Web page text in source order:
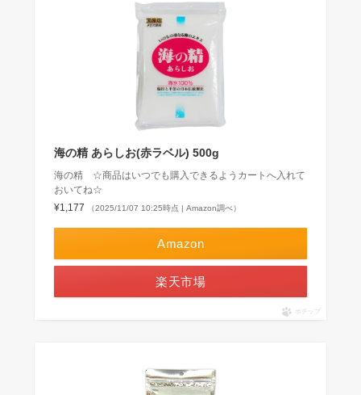
海の精 あらしお(赤ラベル) 500g
海の精 ☆商品はいつでも購入できるようカートへ入れて
おいてね☆
¥1,177
（2025/11/07 10:25時点 | Amazon調べ）
Amazon
楽天市場
ポチップ